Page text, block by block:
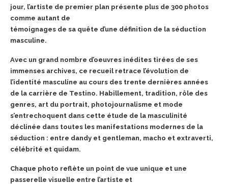
jour, l’artiste de premier plan présente plus de 300 photos
comme autant de
témoignages de sa quête d’une définition de la séduction
masculine.
Avec un grand nombre d’oeuvres inédites tirées de ses
immenses archives, ce recueil retrace l’évolution de
l’identité masculine au cours des trente dernières années
de la carrière de Testino. Habillement, tradition, rôle des
genres, art du portrait, photojournalisme et mode
s’entrechoquent dans cette étude de la masculinité
déclinée dans toutes les manifestations modernes de la
séduction : entre dandy et gentleman, macho et extraverti,
célébrité et quidam.
Chaque photo reflète un point de vue unique et une
passerelle visuelle entre l’artiste et